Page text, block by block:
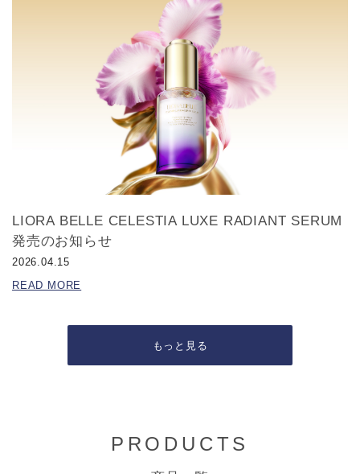
LIORA BELLE CELESTIA LUXE RADIANT SERUM
発売のお知らせ
2026.04.15
READ MORE
もっと見る
PRODUCTS